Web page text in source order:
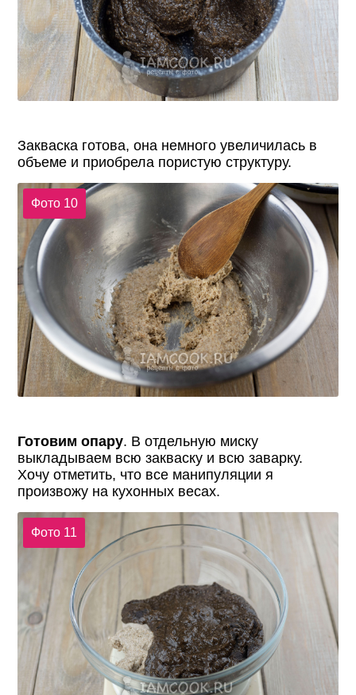
Закваска готова, она немного увеличилась в
объеме и приобрела пористую структуру.
Фото 10
Готовим опару. В отдельную миску
выкладываем всю закваску и всю заварку.
Хочу отметить, что все манипуляции я
произвожу на кухонных весах.
Фото 11